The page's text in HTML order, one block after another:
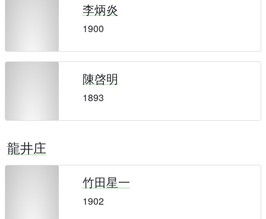
李炳炎
1900
陳啓明
1893
龍井庄
竹田星一
1902